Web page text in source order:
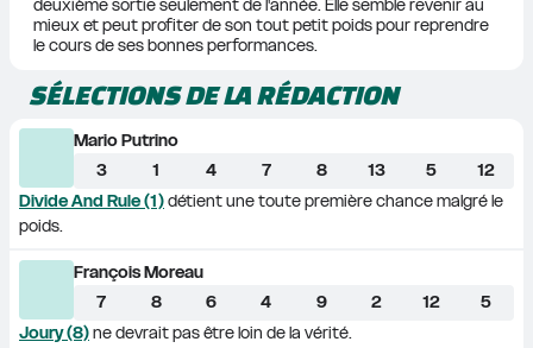
deuxième sortie seulement de l'année. Elle semble revenir au
mieux et peut profiter de son tout petit poids pour reprendre
le cours de ses bonnes performances.
SÉLECTIONS DE LA RÉDACTION
Mario Putrino
3
1 4 7 8 13 5
12
Divide And Rule (1) détient une toute première chance malgré le
poids.
François Moreau
7
8 6 4 9 2 12
5
Joury (8) ne devrait pas être loin de la vérité.